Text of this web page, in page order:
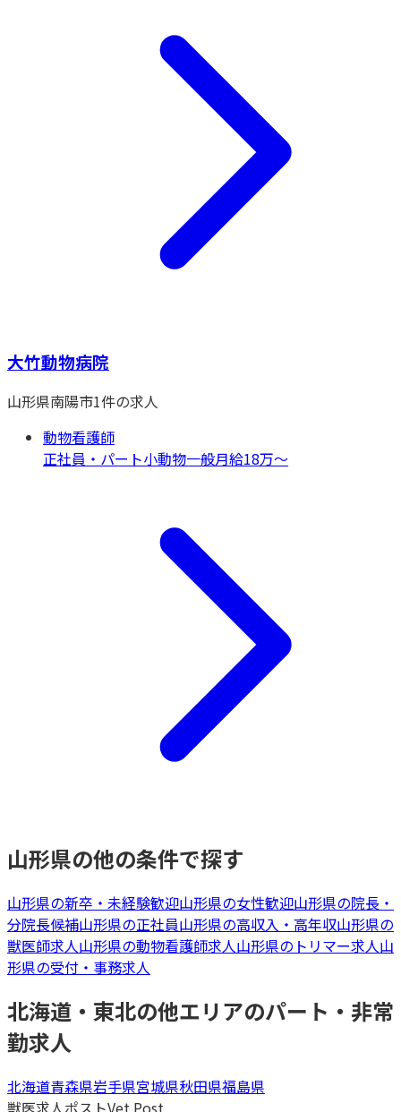
大竹動物病院
山形県南陽市1件の求人
動物看護師
正社員・パート小動物一般月給18万〜
山形県の他の条件で探す
山形県の新卒・未経験歓迎山形県の女性歓迎山形県の院長・
分院長候補山形県の正社員山形県の高収入・高年収山形県の
獣医師求人山形県の動物看護師求人山形県の トリマー求人山
形県の受付・事務求人
北海道・東北の他エリアのパート・非常
勤求人
北海道青森県岩手県宮城県秋田県福島県